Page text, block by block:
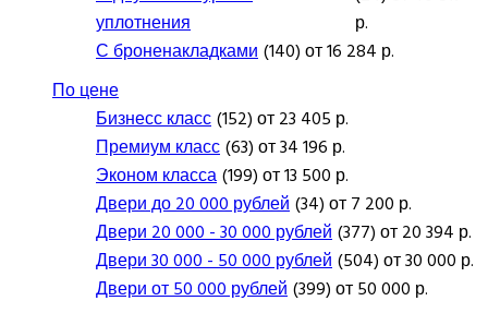
уплотнения
р.
С броненакладками(140) от 16 284 р.
По цене
Бизнесс класс(152) от 23 405 р.
Премиум класс(63) от 34 196 р.
Эконом класса(199) от 13 500 р.
Двери до 20 000 рублей(34) от 7 200 р.
Двери 20 000 - 30 000 рублей(377) от 20 394 р.
Двери 30 000 - 50 000 рублей(504) от 30 000 р.
Двери от 50 000 рублей(399) от 50 000 р.